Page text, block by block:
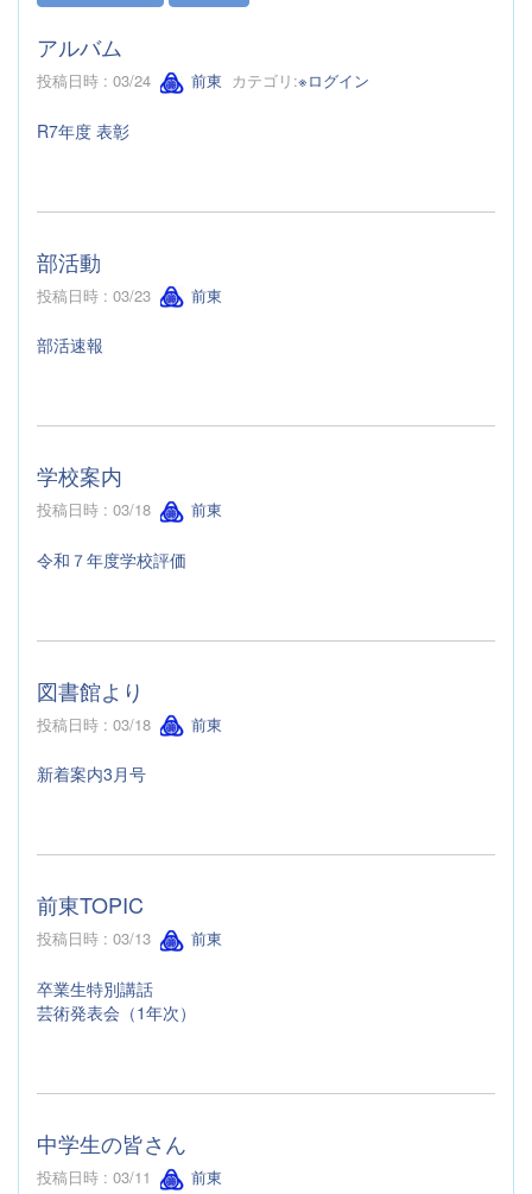
アルバム
投稿日時 : 03/24 前東 カテゴリ:※ログイン
R7年度 表彰
部活動
投稿日時 : 03/23 前東
部活速報
学校案内
投稿日時 : 03/18 前東
令和７年度学校評価
図書館より
投稿日時 : 03/18 前東
新着案内3月号
前東TOPIC
投稿日時 : 03/13 前東
卒業生特別講話
芸術発表会（1年次）
中学生の皆さん
投稿日時 : 03/11 前東